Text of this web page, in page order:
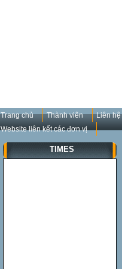
Trang chủ Thành viên Liên hệ
Website liên kết các đơn vị
TIMES